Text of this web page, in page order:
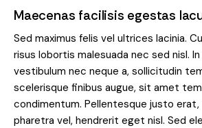
Maecenas facilisis egestas
Sed maximus felis vel ultrices lacinia.
risus lobortis malesuada nec sed nisl.
vestibulum nec neque a, sollicitudin
scelerisque finibus augue, sit amet
condimentum. Pellentesque justo
pharetra vel, hendrerit eget nisl. Sed